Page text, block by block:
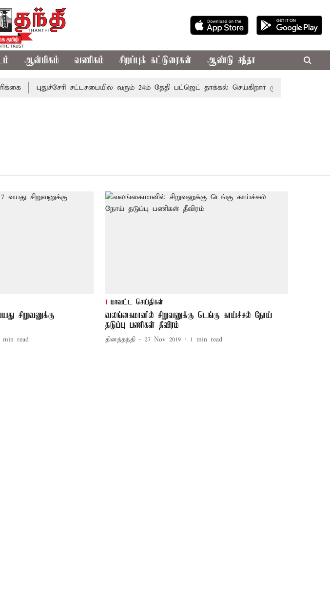
ஆன்மிகம் வணிகம் சிறப்புக் கட்டுரைகள் ஆண்டு சந்தா
புதுச்சேரி சட்டசபையில் வரும் 24ம் தேதி பட்ஜெட் தாக்கல் செய்கிறார் முதல்-அமைச்சர்
சிறுவனுக்கு
min read
மாவட்ட செய்திகள்
வலங்கைமானில் சிறுவனுக்கு டெங்கு காய்ச்சல் நோய்
தடுப்பு பணிகள் தீவிரம்
தினத்தந்தி 27 Nov 2019 1 min read